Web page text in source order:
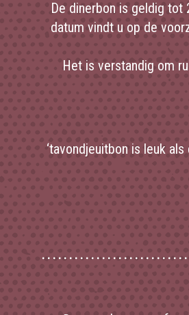
De dinerbon is geldig tot
datum vindt u op de
Het is verstandig om
‘tavondjeuitbon is leuk